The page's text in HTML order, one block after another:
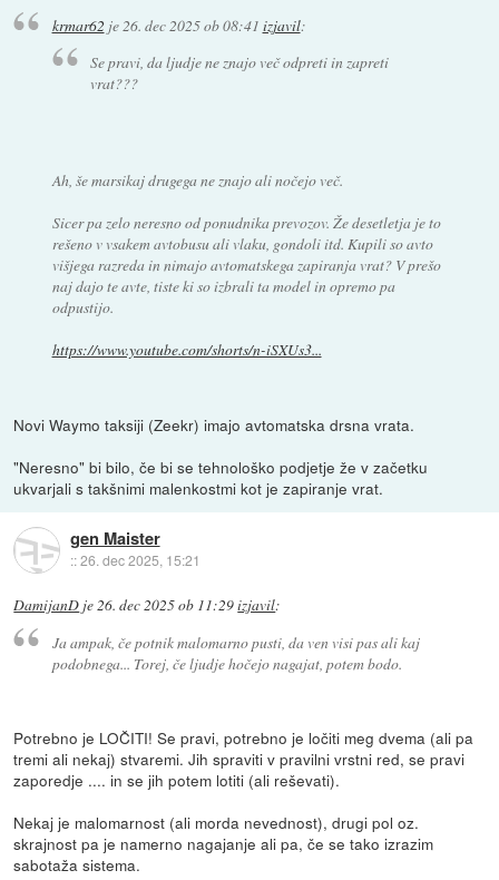
krmar62je26. dec 2025 ob 08:41 izjavil:
Se pravi, da ljudje ne znajo več odpreti in zapreti
vrat???
Ah, še marsikaj drugega ne znajo ali nočejo več.
Sicer pa zelo neresno od ponudnika prevozov. Že desetletja je to
rešeno v vsakem avtobusu ali vlaku, gondoli itd. Kupili so avto
višjega razreda in nimajo avtomatskega zapiranja vrat? V prešo
naj dajo te avte, tiste ki so izbrali ta model in opremo pa
odpustijo.
https://www.youtube.com/shorts/n-iSXUs3...
Novi Waymo taksiji (Zeekr) imajo avtomatska drsna vrata.
"Neresno" bi bilo, če bi se tehnološko podjetje že v začetku
ukvarjali s takšnimi malenkostmi kot je zapiranje vrat.
gen Maister
::26. dec 2025, 15:21
DamijanD je26. dec 2025 ob 11:29izjavil:
Ja ampak, če potnik malomarno pusti, da ven visi pas ali kaj
podobnega... Torej, če ljudje hočejo nagajat, potem bodo.
Potrebno je LOČITI! Se pravi, potrebno je ločiti meg dvema (ali pa
tremi ali nekaj) stvaremi. Jih spraviti v pravilni vrstni red, se pravi
zaporedje .... in se jih potem lotiti (ali reševati).
Nekaj je malomarnost (ali morda nevednost), drugi pol oz.
skrajnost pa je namerno nagajanje ali pa, če se tako izrazim
sabotaža sistema.